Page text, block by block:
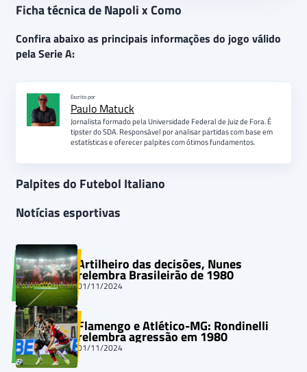
Ficha técnica de Napoli x Como
Confira abaixo as principais informações do jogo válido
pela Serie A:
Escrito por
Paulo Matuck
Jornalista formado pela Universidade Federal de Juiz de Fora. É
tipster do SDA. Responsável por analisar partidas com base em
estatísticas e oferecer palpites com ótimos fundamentos.
Palpites do Futebol Italiano
Notícias esportivas
Artilheiro das decisões, Nunes
relembra Brasileirão de 1980
01/11/2024
Flamengo e Atlético-MG: Rondinelli
relembra agressão em 1980
01/11/2024